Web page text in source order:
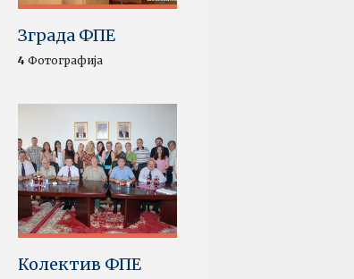
Зграда ФПЕ
4 Фотографија
Колектив ФПЕ